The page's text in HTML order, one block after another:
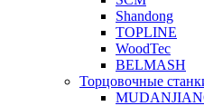
Shandong
TOPLINE
WoodTec
BELMASH
Торцовочные